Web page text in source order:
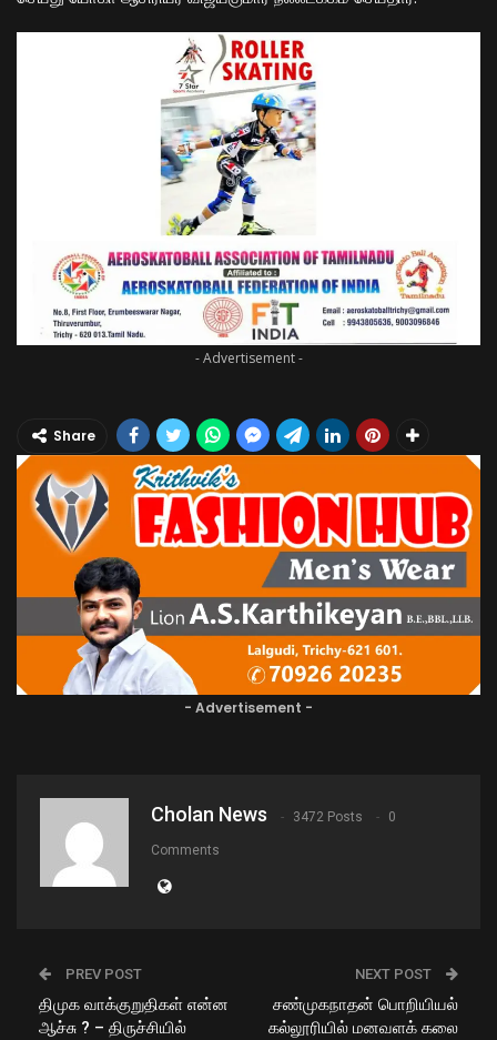
- Advertisement -
Share
- Advertisement -
Cholan News 3472 Posts 0
Comments
PREV POST
திமுக வாக்குறுதிகள் என்ன
ஆச்சு ? – திருச்சியில்
NEXT POST
சண்முகநாதன் பொறியியல்
கல்லூரியில் மனவளக் கலை